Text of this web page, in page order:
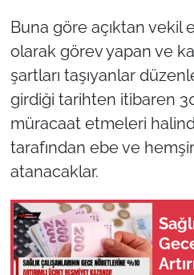
Buna göre açıktan vekil
olarak görev yapan ve
şartları taşıyanlar
girdiği tarihten itibaren
müracaat etmeleri
tarafından ebe ve
atanacaklar.